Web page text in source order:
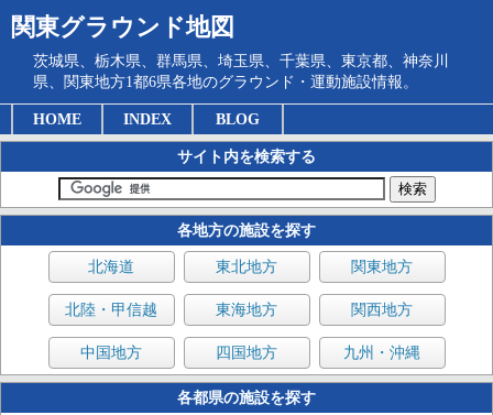
関東グラウンド地図
茨城県、栃木県、群馬県、埼玉県、千葉県、東京都、神奈川
県、関東地方1都6県各地のグラウンド・運動施設情報。
HOME INDEX BLOG
サイト内を検索する
各地方の施設を探す
北海道 東北地方 関東地方
北陸・甲信越 東海地方 関西地方
中国地方 四国地方 九州・沖縄
各都県の施設を探す